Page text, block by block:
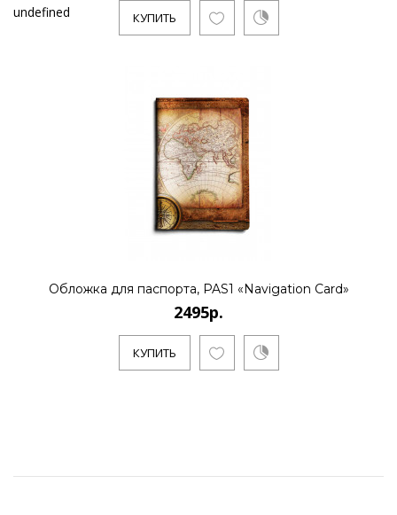
КУПИТЬ
undefined
Обложка для паспорта, PAS1 «Navigation Card»
2495р.
КУПИТЬ